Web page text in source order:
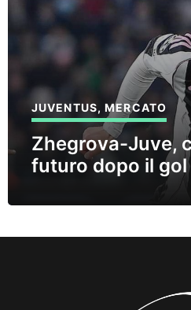
JUVENTUS,MERCATO
Zhegrova-Juve,
futuro dopo il gol